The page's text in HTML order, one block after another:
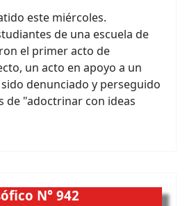
este miércoles.
de una escuela de
el primer acto de
un acto en apoyo a un
denunciado y perseguido
de "adoctrinar con ideas
N° 942